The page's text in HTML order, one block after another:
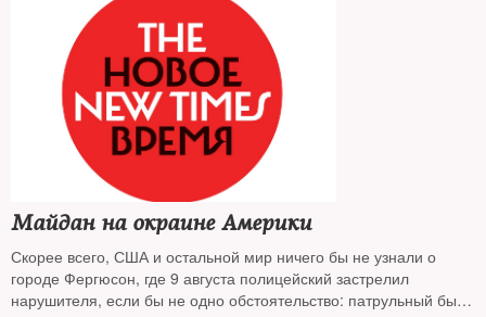
Майдан на окраине Америки
Скорее всего, США и остальной мир ничего бы не узнали о
городе Фергюсон, где 9 августа полицейский застрелил
нарушителя, если бы не одно обстоятельство: патрульный был